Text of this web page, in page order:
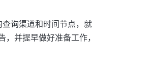
查询渠道和时间节点，就
并提早做好准备工作，